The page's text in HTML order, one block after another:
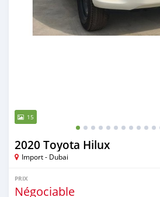
15
2020 Toyota Hilux
Import - Dubai
PRIX
Négociable